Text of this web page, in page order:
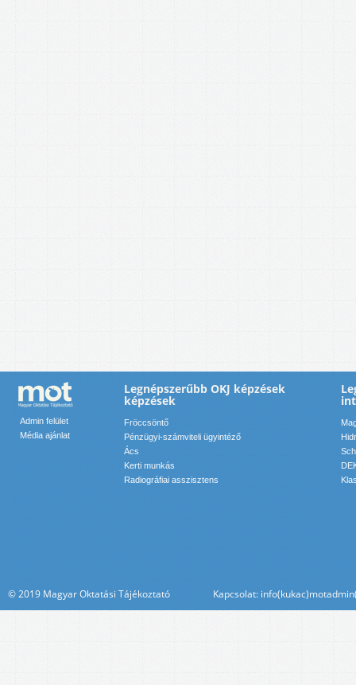
Admin felület
Média ajánlat
Legnépszerűbb OKJ képzések
képzések
Fröccsöntő
Pénzügyi-számviteli ügyintéző
Ács
Kerti munkás
Radiográfiai asszisztens
© 2019 Magyar Oktatási Tájékoztató Kapcsolat: